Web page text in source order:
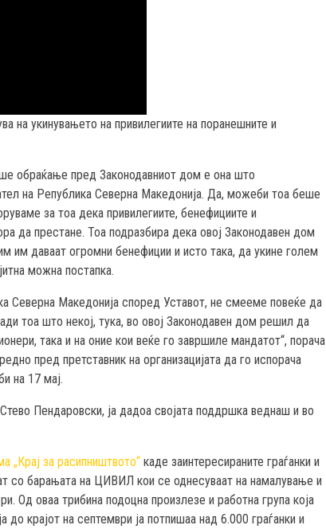
на укинувањето на привилегиите на поранешните и
обраќање пред Законодавниот дом е она што
на Република Северна Македонија. Да, можеби тоа беше
за тоа дека привилегиите, бенефициите и
да престане. Тоа подразбира дека овој Законодавен дом
им даваат огромни бенефиции и исто така, да укине голем
можна постапка.
Северна Македонија според Уставот, не смееме повеќе да
тоа што некој, тука, во овој Законодавен дом решил да
така и на оние кои веќе го завршиле мандатот“, порача
пред претставник на организацијата да го испорача
на 17 мај.
Пендаровски, ја дадоа својата поддршка веднаш и во
„Крај за расипништвото“ каде заинтересираните граѓанки и
со барањата на ЦИВИЛ кои се однесуваат на намалување и
Од оваа трибина подоцна произлезе и работна група која
до крајот на септември ја потпишаа над 6.000 граѓанки и